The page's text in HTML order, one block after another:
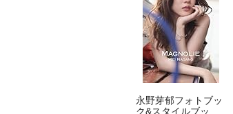
永野芽郁フォトブッ
ク&スタイルブック